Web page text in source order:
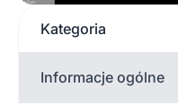
Kategoria
Informacje ogólne